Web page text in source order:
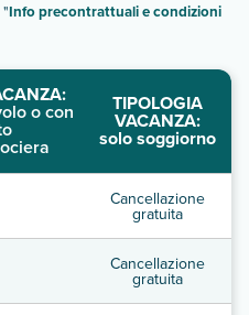
Info precontrattuali e condizioni
o con TIPOLOGIA
VACANZA:
solo soggiorno
Cancellazione
gratuita
Cancellazione
gratuita